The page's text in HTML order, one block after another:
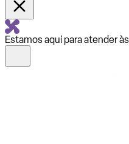
Estamos aqui para atender